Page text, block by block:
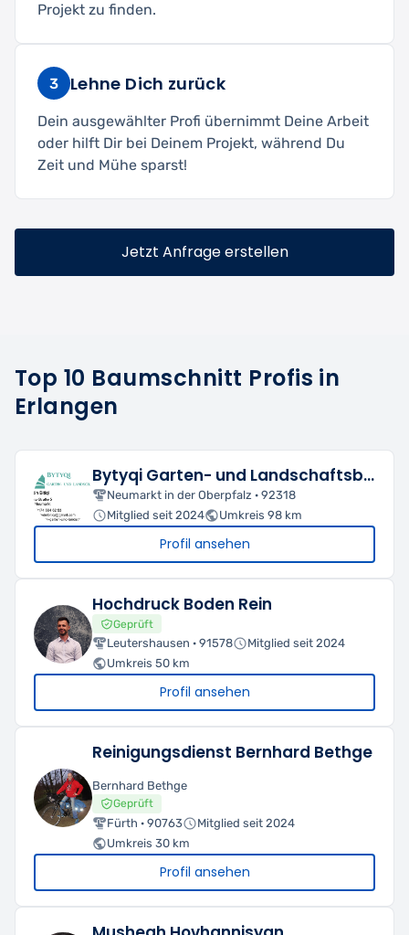
Projekt zu finden.
3 Lehne Dich zurück
Dein ausgewählter Profi übernimmt Deine Arbeit
oder hilft Dir bei Deinem Projekt, während Du
Zeit und Mühe sparst!
Jetzt Anfrage erstellen
Top 10 Baumschnitt Profis in
Erlangen
Bytyqi Garten- und Landschaftsbau
Neumarkt in der Oberpfalz · 92318
Mitglied seit 2024
Umkreis 98 km
Profil ansehen
Hochdruck Boden Rein
Geprüft
Leutershausen · 91578
Mitglied seit 2024
Umkreis 50 km
Profil ansehen
Reinigungsdienst Bernhard Bethge
Bernhard Bethge
Geprüft
Fürth · 90763
Mitglied seit 2024
Umkreis 30 km
Profil ansehen